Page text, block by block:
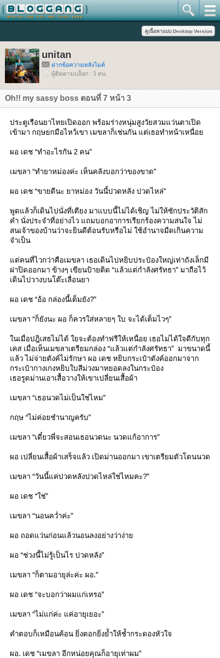
unitan
ฝากข้อความหลังไมค์
ผู้ติดตามบล็อก : 3 คน
Oh!! my sassy boss ตอนที่ 7 หน้า 3
ประตูเรือนยาไทยเปิดออก พร้อมร่างหนุ่มสูงวัยสวมแว่นตาเปิด
เข้ามา กฤษยกมือไหว้เขา เมขลาก็เช่นกัน แต่เธอทำหน้าเหนื่อ
ผอ เดช “ทำอะไรกัน 2 คน”
เมขลา “ทำยาหม่องค่ะ เห็นคลังบอกว่าของขาด”
ผอ เดช “ขายดีนะ ยาหม่อง วันนี้ปวดหลัง ปวดไหล่”
พูดแล้วก็เดินไปนั่งที่เตียง มาแบบนี้ไม่ได้เชิญ ไม่ให้ซักประวัติสัก
คำ นั่งประจำที่อย่างไว แถมบอกอาการเรียกร้องความสนใจ ไม่
สนเจ้าของบ้านว่าจะยินดีต้อนรับหรือไม่ ใช้อำนาจมืดเกินความ
จำเป็น
ต่คนที่ไวกว่าคือเมขลา เธอเดินไปหยิบประป๋องใหญ่เท่าถังเล็กมี
ฝาปิดออกมา ข้างๆ เขียนป้ายติด “แล้วแต่กำลังศรัทธา” มาถือไว้
เดินไปวางบนโต๊ะเลื่อนยา
ผอ เดช “อ้อ กล่องนี้เต็มยัง?”
เมขลา “ก็ยังนะ ผอ ก็ควรใส่หลายๆ ใบ จะได้เต็มไวๆ”
นเมื่อปฎิเสธไม่ได้ ใยจะต้องทำฟรีให้เหนื่อย เธอไม่ได้ใจดีกับทุก
เคส เมื่อเห็นเมขลาเตรียมกล่อง “แล้วแต่กำลังศรัทธา” มาขนาดนี้
ล้ว ไม่จ่ายตังค์ไม่รักษา ผอ เดช หยิบกระเป๋าตังค์ออกมาจาก
กระเป๋ากางเกงหยิบใบสีม่วงมาหยอดลงในกระป๋อง
เธอรูดม่านเอาเสื้อวางให้เขาเปลี่ยนเสื้อผ้า
เมขลา “เธอนวดไม่เป็นใช่ไหม”
กฤษ “ไม่ค่อยชำนาญครับ”
เมขลา “เดี๋ยวพี่จะสอนเธอนวดนะ นวดแก้อาการ”
ผอ เปลี่ยนเสื้อผ้าเสร็จแล้ว เปิดม่านออกมา เขาเตรียมตัวโดนนวด
เมขลา “วันนี้แค่ปวดหลังปวดไหล่ใช่ไหมคะ?”
ผอ เดช “ใช่”
เมขลา “นอนคว่ำค่ะ”
ผอ ถอดแว่นก่อนแล้วนอนลงอย่างว่าง่า
ผอ “ช่วงนี้ไม่รู้เป็นไร ปวดหลัง”
เมขลา “ก็ตามอายุล่ะค่ะ ผอ.”
ผอ เดช “จะบอกว่าผมแก่เหรอ”
เมขลา “ไม่แก่ค่ะ แค่อายุเยอะ”
คำตอบก็เหมือนค้อน ยิ่งตอกยิ่งย้ำให้ช้ำกระดองหัวใจ
ผอ. เดช “เมขลา อีกหน่อยคุณก็อายุเท่าผม”